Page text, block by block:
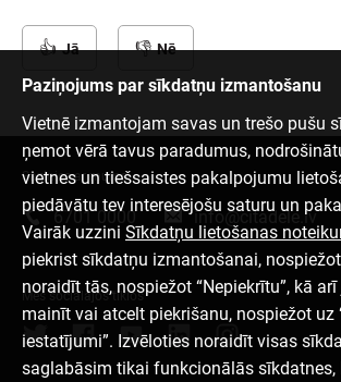
Jā Nē
Paziņojums par sīkdatņu izmantošanu
Vietnē izmantojam savas un trešo pušu
ņemot vērā tavus paradumus,
vietnes un tiešsaistes pakalpojumu
piedāvātu tev interesējošu saturu un
Vairāk uzzini Sīkdatņu lietošanas
piekrist sīkdatņu izmantošanai, nospiežot
noraidīt tās, nospiežot “Nepiekrītu”, kā
mainīt vai atcelt piekrišanu, nospiežot uz
iestatījumi”. Izvēloties noraidīt visas
saglabāsim tikai funkcionālās sīkdatnes,
Sazinies ar mums
6701 0000 info@citadele.lv
Mēs sociālajos tīklos